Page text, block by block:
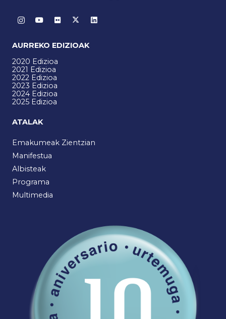
AURREKO EDIZIOAK
2020 Edizioa
2021 Edizioa
2022 Edizioa
2023 Edizioa
2024 Edizioa
2025 Edizioa
ATALAK
Emakumeak Zientzian
Manifestua
Albisteak
Programa
Multimedia